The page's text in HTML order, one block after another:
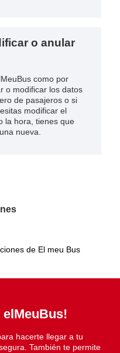
o anular
como por
o modificar los datos
de pasajeros o si
modificar el
la hora, tienes que
nueva.
de El meu Bus
elMeuBus!
hacerte llegar a tu
También te permite